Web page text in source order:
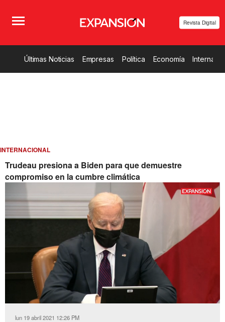
Revista Digital
Últimas Noticias Empresas Política Economía
INTERNACIONAL
Trudeau presiona a Biden para que demuestre
compromiso en la cumbre climática
Unmute Loaded
22.82%
lun 19 abril 2021 12:26 PM